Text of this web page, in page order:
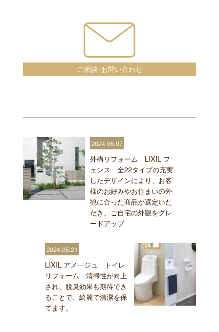
ご相談･お問い合わせ
2024.06.07
外構リフォーム LIXIL フ
ェンス 全22タイプの充実
したデザインにより、お客
様のお好みやお住まいの外
観に合った商品が選定いた
だき、ご自宅の外観をグレ
ードアップ
2024.05.21
LIXIL アメ―ジュ トイレ
リフォーム 清掃性が向上
され、脱臭効果も期待でき
ることで、綺麗で清潔を保
てます。